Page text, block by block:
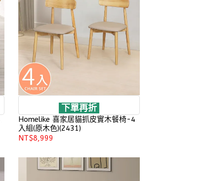
下單再折
Homelike 喜家居貓抓皮實木餐椅-4
入組(原木色)(2431)
NT$8,999